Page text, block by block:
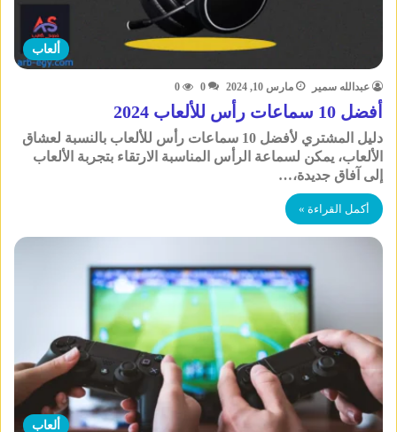
ألعاب
عبدالله سمير مارس 10, 2024 0
0
أفضل 10 سماعات رأس للألعاب 2024
دليل المشتري لأفضل 10 سماعات رأس للألعاب بالنسبة لعشاق
الألعاب، يمكن لسماعة الرأس المناسبة الارتقاء بتجربة الألعاب
إلى آفاق جديدة،…
أكمل القراءة »
ألعاب